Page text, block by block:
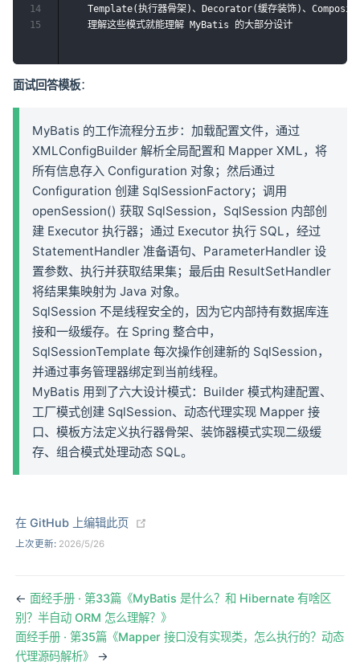
Template(执行器骨架)、Decorator(缓存装饰)、
14
15
面试回答模板：
MyBatis 的工作流程分五步：加载配置文件，通过
XMLConfigBuilder 解析全局配置和 Mapper XML，将
所有信息存入 Configuration 对象；然后通过
Configuration 创建 SqlSessionFactory；调用
openSession() 获取 SqlSession，SqlSession 内部创
建 Executor 执行器；通过 Executor 执行 SQL，经过
StatementHandler 准备语句、ParameterHandler 设
置参数、执行并获取结果集；最后由 ResultSetHandler
将结果集映射为 Java 对象。
SqlSession 不是线程安全的，因为它内部持有数据库连
接和一级缓存。在 Spring 整合中，
SqlSessionTemplate 每次操作创建新的 SqlSession，
并通过事务管理器绑定到当前线程。
MyBatis 用到了六大设计模式：Builder 模式构建配置、
工厂模式创建 SqlSession、动态代理实现 Mapper 接
口、模板方法定义执行器骨架、装饰器模式实现二级缓
存、组合模式处理动态 SQL。
在 GitHub 上编辑此页
上次更新: 2026/5/26
←面经手册 · 第33篇《MyBatis 是什么？和 Hibernate 有啥区
别？半自动 ORM 怎么理解？》
面经手册 · 第35篇《Mapper 接口没有实现类，怎么执行的？动态
代理源码解析》 →